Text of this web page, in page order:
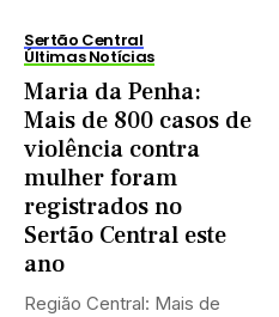
Sertão Central
Últimas Notícias
Maria da Penha:
Mais de 800 casos de
violência contra
mulher foram
registrados no
Sertão Central este
ano
Região Central: Mais de